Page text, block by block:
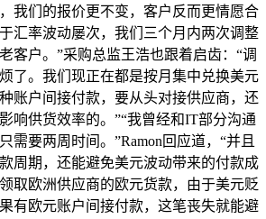
我们的报价更不变，客户反而更情愿合
汇率波动屡次，我们三个月内两次调整
客户。”采购总监王浩也跟着启齿：“调
了。我们现正在都是按月集中兑换美元
账户间接付款，要从头对接供应商，还
响供货效率的。”“我曾经和IT部分沟通
需要两周时间。”Ramon回应道，“并且
周期，还能避免美元波动带来的付款成
取欧洲供应商的欧元货款，由于美元贬
有欧元账户间接付款，这笔丧失就能避